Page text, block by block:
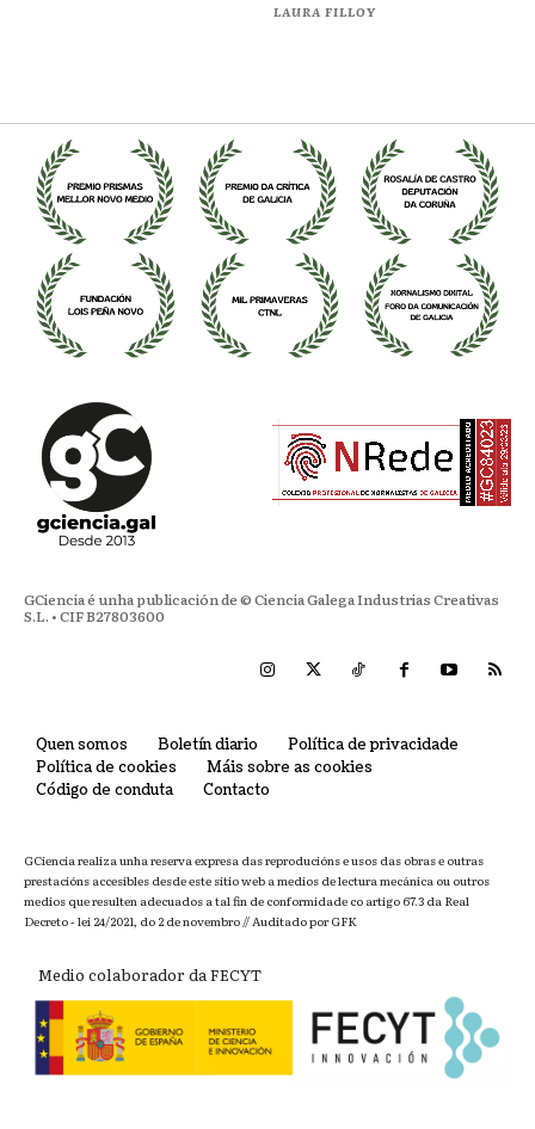
LAURA FILLOY
GCiencia é unha publicación de © Ciencia Galega Industrias Creativas
S.L. • CIF B27803600
Quen somos Boletín diario
Política de privacidade
Política de cookies
Máis sobre as cookies
Código de conduta
Contacto
GCiencia realiza unha reserva expresa das reproducións e usos das obras e outras
prestacións accesibles desde este sitio web a medios de lectura mecánica ou outros
medios que resulten adecuados a tal fin de conformidade co artigo 67.3 da Real
Decreto - lei 24/2021, do 2 de novembro // Auditado por GFK
Medio colaborador da FECYT